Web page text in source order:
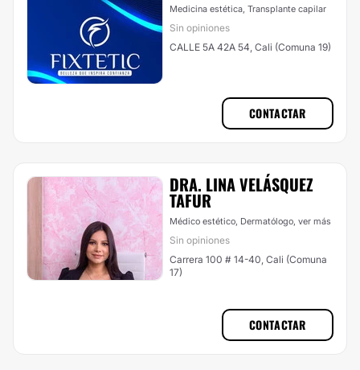
Medicina estética, Transplante capilar
Sin opiniones
CALLE 5A 42A 54, Cali (Comuna 19)
CONTACTAR
DRA. LINA VELÁSQUEZ
TAFUR
Médico estético, Dermatólogo, ver más
Sin opiniones
Carrera 100 # 14-40, Cali (Comuna
17)
CONTACTAR